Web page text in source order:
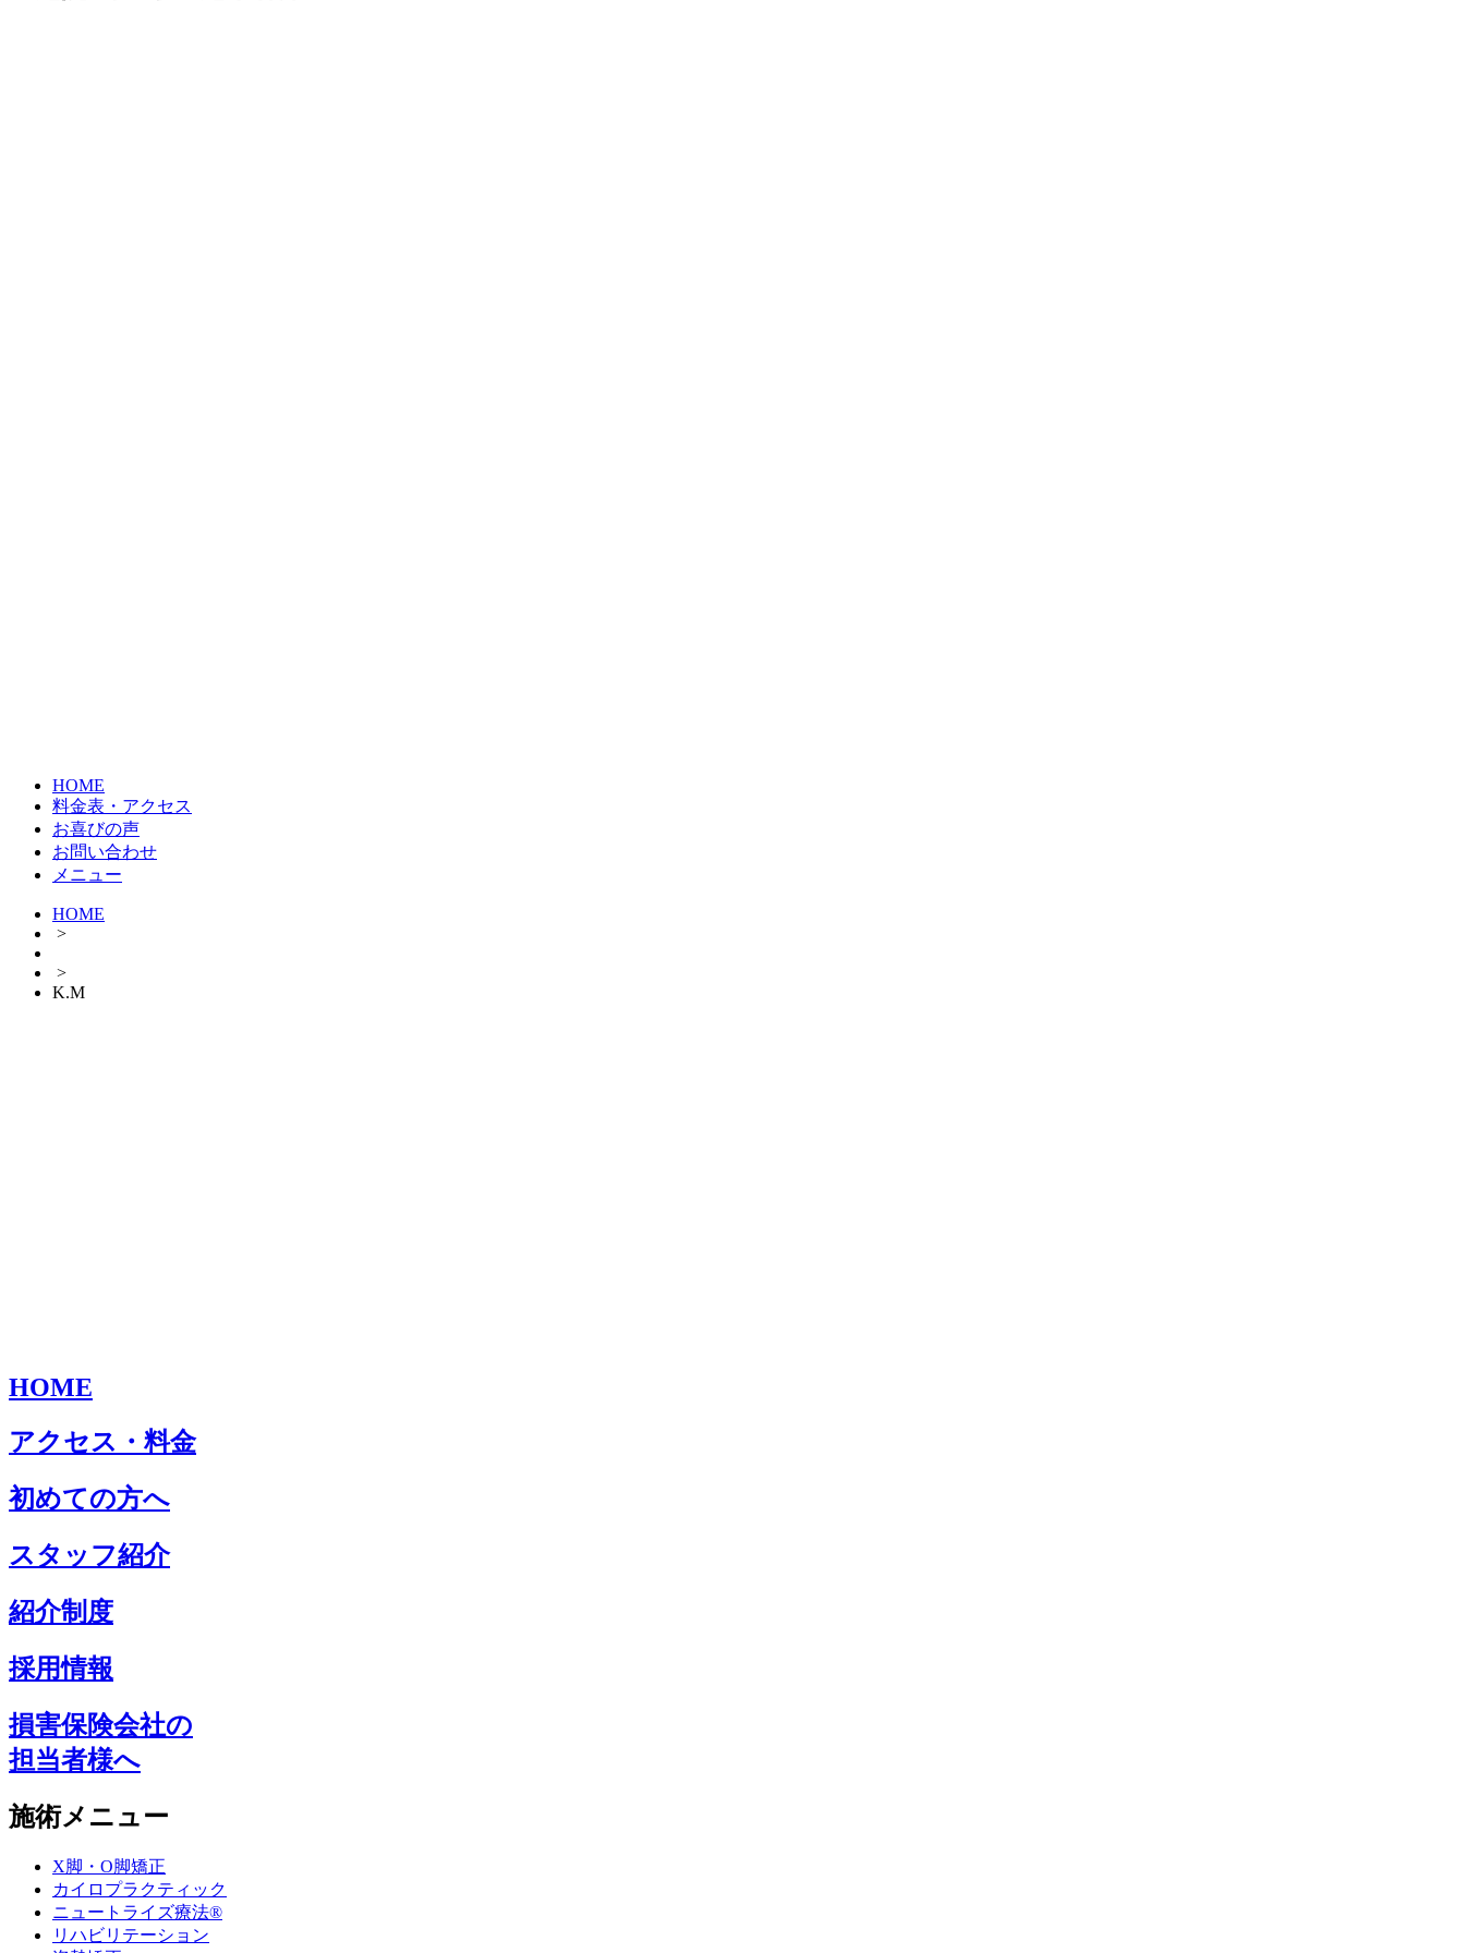
HOME
料金表・アクセス
お喜びの声
お問い合わせ
メニュー
HOME
>
>
K.M
HOME
アクセス・料金
初めての方へ
スタッフ紹介
紹介制度
採用情報
損害保険会社の
担当者様へ
施術メニュー
X脚・O脚矯正
カイロプラクティック
ニュートライズ療法®
リハビリテーション